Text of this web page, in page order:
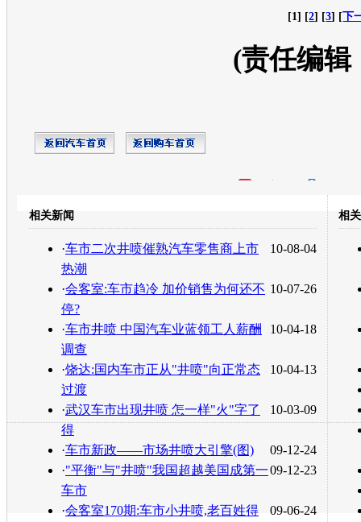
[1] [2] [3] [下
(责任编辑
转发至：
相关新闻
10-08-04
·车市二次井喷催熟汽车零售商上市
热潮
10-07-26
·会客室:车市趋冷 加价销售为何还不
停?
10-04-18
·车市井喷 中国汽车业蓝领工人薪酬
调查
10-04-13
·饶达:国内车市正从"井喷"向正常态
过渡
10-03-09
·武汉车市出现井喷 怎一样"火"字了
得
09-12-24
·车市新政——市场井喷大引擎(图)
09-12-23
·"平衡"与"井喷"我国超越美国成第一
车市
09-06-24
·会客室170期:车市小井喷,老百姓得
相